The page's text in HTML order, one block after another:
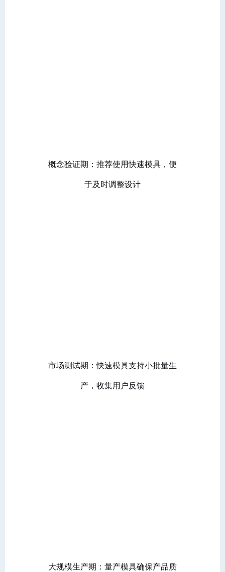
概念验证期：推荐使用快速模具，便
于及时调整设计
市场测试期：快速模具支持小批量生
产，收集用户反馈
大规模生产期：量产模具确保产品质